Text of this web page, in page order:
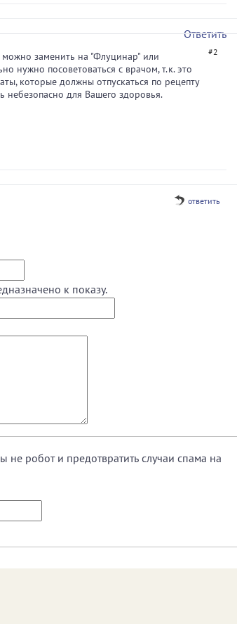
Ответить
#2
заменить на "Флуцинар" или
нужно посоветоваться с врачом, т.к. это
которые должны отпускаться по рецепту
небезопасно для Вашего здоровья.
ответить
к показу.
не робот и предотвратить случаи спама на